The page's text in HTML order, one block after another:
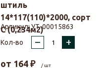
штиль
14*117(110)*2000, сорт
С (0,234м2)
Артикул:УТ-00015863
Кол-во
– +
от 164 ₽ / шт